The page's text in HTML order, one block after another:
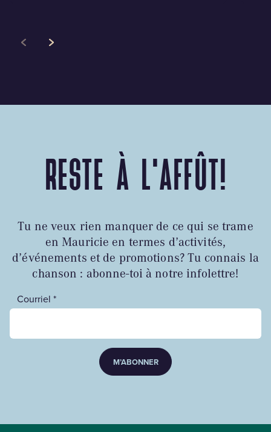
RESTE À L'AFFÛT!
Tu ne veux rien manquer de ce qui se trame
en Mauricie en termes d’activités,
d’événements et de promotions? Tu connais la
chanson : abonne-toi à notre infolettre!
Courriel *
M’ABONNER